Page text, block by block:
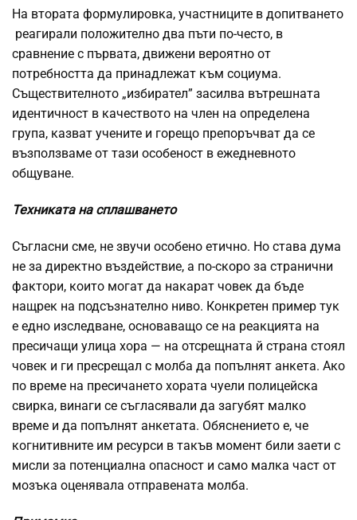
На втората формулировка, участниците в допитването
реагирали положително два пъти по-често, в
сравнение с първата, движени вероятно от
потребността да принадлежат към социума.
Съществителното „избирател” засилва вътрешната
идентичност в качеството на член на определена
група, казват учените и горещо препоръчват да се
възползваме от тази особеност в ежедневното
общуване.
Техниката на сплашването
Съгласни сме, не звучи особено етично. Но става дума
не за директно въздействие, а по-скоро за странични
фактори, които могат да накарат човек да бъде
нащрек на подсъзнателно ниво. Конкретен пример тук
е едно изследване, основаващо се на реакцията на
пресичащи улица хора — на отсрещната й страна стоял
човек и ги пресрещал с молба да попълнят анкета. Ако
по време на пресичането хората чуели полицейска
свирка, винаги се съгласявали да загубят малко
време и да попълнят анкетата. Обяснението е, че
когнитивните им ресурси в такъв момент били заети с
мисли за потенциална опасност и само малка част от
мозъка оценявала отправената молба.